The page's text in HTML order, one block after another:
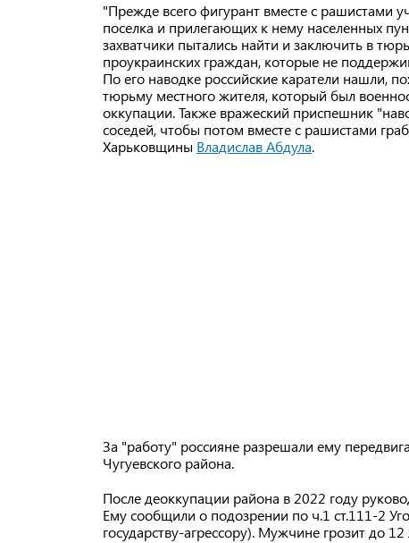
"Прежде всего фигурант вместе с рашистами
поселка и прилегающих к нему населенных
захватчики пытались найти и заключить в
проукраинских граждан, которые не
По его наводке российские каратели нашли,
тюрьму местного жителя, который был
оккупации. Также вражеский приспешник
соседей, чтобы потом вместе с рашистами
Харьковщины Владислав Абдула.
За "работу" россияне разрешали ему
Чугуевского района.
После деоккупации района в 2022 году
Ему сообщили о подозрении по ч.1 ст.111-2
государству-агрессору). Мужчине грозит до